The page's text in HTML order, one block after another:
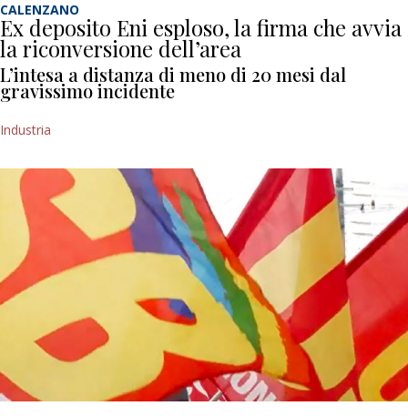
CALENZANO
Ex deposito Eni esploso, la firma che avvia
la riconversione dell’area
L’intesa a distanza di meno di 20 mesi dal
gravissimo incidente
Industria